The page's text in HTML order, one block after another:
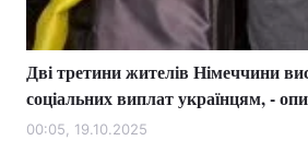
Дві третини жителів Німеччини
соціальних виплат українцям, -
00:05, 19.10.2025